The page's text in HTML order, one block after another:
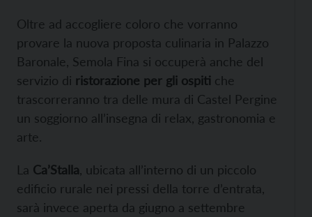
Oltre ad accogliere coloro che vorranno
provare la nuova proposta culinaria in Palazzo
Baronale, Semola Fina si occuperà anche del
servizio di ristorazione per gli ospiti che
trascorreranno tra delle mura di Castel Pergine
un soggiorno all’insegna di relax, gastronomia e
arte.
La Ca’Stalla , ubicata all’interno di un piccolo
edificio rurale nei pressi della torre d’entrata,
sarà invece aperta da giugno a settembre